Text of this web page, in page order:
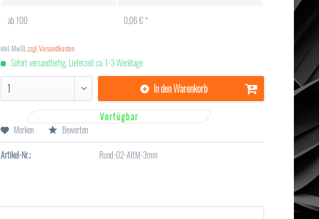
ab100 0,06 € *
inkl. MwSt.zzgl. Versandkosten
Sofort versandfertig, Lieferzeit ca. 1-3 Werktage
In denWarenkorb
Verfügbar
Merken
Bewerten
Artikel-Nr.:
Rund-02-AltM-3mm